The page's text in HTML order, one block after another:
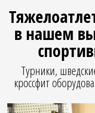
в нашем
Турники,
кроссфит